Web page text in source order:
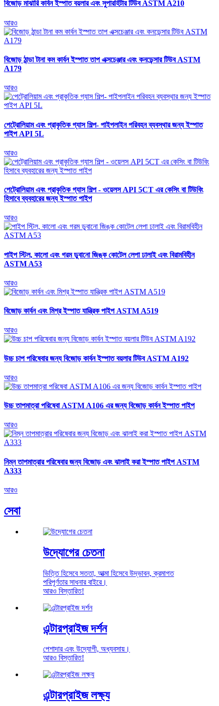
বিজোড় মাঝারি কার্বন ইস্পাত বয়লার এবং সুপারহিটার টিউব ASTM A210
আরও
বিজোড় ঠান্ডা টানা কম কার্বন ইস্পাত তাপ এক্সচেঞ্জার এবং কনডেন্সার টিউব ASTM
A179
আরও
পেট্রোলিয়াম এবং প্রাকৃতিক গ্যাস শিল্প- পাইপলাইন পরিবহন ব্যবস্থার জন্য ইস্পাত
পাইপ API 5L
আরও
পেট্রোলিয়াম এবং প্রাকৃতিক গ্যাস শিল্প - ওয়েলস API 5CT এর কেসিং বা টিউবিং
হিসাবে ব্যবহারের জন্য ইস্পাত পাইপ
আরও
পাইপ স্টিল, কালো এবং গরম ডুবানো জিঙ্ক কোটেল লেপা ঢালাই এবং বিরামবিহীন
ASTM A53
আরও
বিজোড় কার্বন এবং মিশ্র ইস্পাত যান্ত্রিক পাইপ ASTM A519
আরও
উচ্চ চাপ পরিষেবার জন্য বিজোড় কার্বন ইস্পাত বয়লার টিউব ASTM A192
আরও
উচ্চ তাপমাত্রা পরিষেবা ASTM A106 এর জন্য বিজোড় কার্বন ইস্পাত পাইপ
আরও
নিম্ন তাপমাত্রার পরিষেবার জন্য বিজোড় এবং ঝালাই করা ইস্পাত পাইপ ASTM
A333
আরও
সেবা
উদ্যোগের চেতনা
ভিত্তি হিসেবে সততা, আত্মা হিসেবে উদ্ভাবন, ক্রমাগত
পরিপূর্ণতার সাধনার বাইরে।
আরও বিস্তারিত!
এন্টারপ্রাইজ দর্শন
পেশাদার এবং উদ্যোগী, অধ্যবসায়।
আরও বিস্তারিত!
এন্টারপ্রাইজ লক্ষ্য